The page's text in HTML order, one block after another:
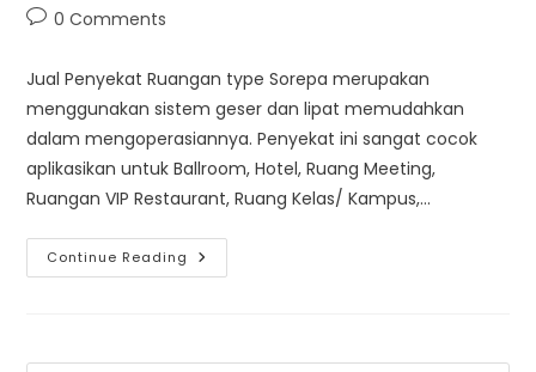
Post0 Comments
Jual Penyekat Ruangan type Sorepa merupakan
menggunakan sistem geser dan lipat memudahkan
dalam mengoperasiannya. Penyekat ini sangat cocok
aplikasikan untuk Ballroom, Hotel, Ruang Meeting,
Ruangan VIP Restaurant, Ruang Kelas/ Kampus,…
Continue Reading Jual
Penyekat
Kualitas